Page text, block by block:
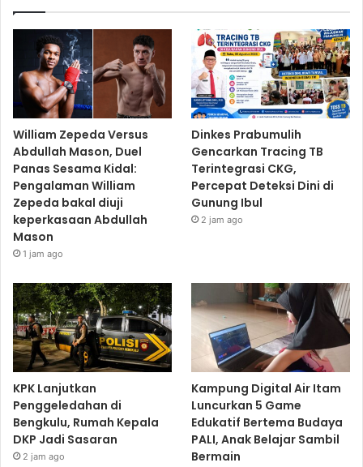
William Zepeda Versus
Abdullah Mason, Duel
Panas Sesama Kidal:
Pengalaman William
Zepeda bakal diuji
keperkasaan Abdullah
Mason
1 jam ago
Dinkes Prabumulih
Gencarkan Tracing TB
Terintegrasi CKG,
Percepat Deteksi Dini di
Gunung Ibul
2 jam ago
KPK Lanjutkan
Penggeledahan di
Bengkulu, Rumah Kepala
DKP Jadi Sasaran
2 jam ago
Kampung Digital Air Itam
Luncurkan 5 Game
Edukatif Bertema Budaya
PALI, Anak Belajar Sambil
Bermain